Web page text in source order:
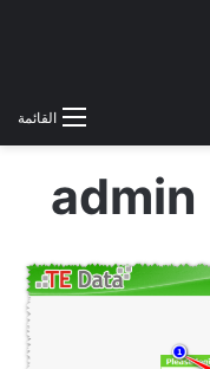
القائمة